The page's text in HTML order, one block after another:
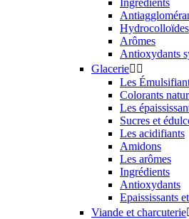
Ingrédients
Hydrocolloïdes
Arômes
Antioxydants
Glacerie 
Les
Colorants
Les
Sucres et
Les acidifiants
Amidons
Les arômes
Ingrédients
Antioxydants
Epaississants
Viande et charcuterie